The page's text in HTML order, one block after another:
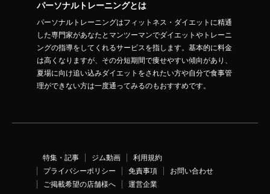
パーソナルトレーニングとは
パーソナルトレーニングはフィットネス・ダイエットに精通
した専門家があなたとマンツーマンでダイエットやトレーニ
ングの指導をしてくれるサービスを指します。基本的に料金
は高くなりますが、その分短期間で痩せやすい傾向があり、
夏場に向け追い込みダイエットをされたい方や自分で食事管
理ができない方は一度通ってみるのもおすすめです。
特集・記事 ジム動画
利用規約
プライバシーポリシー
免責事項
お問い合わせ
ご掲載希望の店舗様へ
運営企業